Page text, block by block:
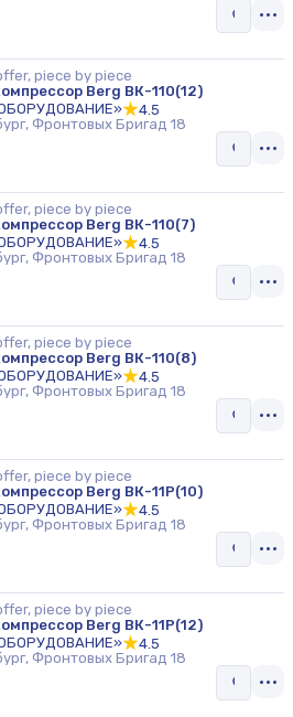
piece by piece
Berg ВК-110(12)
4.5
Фронтовых Бригад 18
piece by piece
Berg ВК-110(7)
4.5
Фронтовых Бригад 18
piece by piece
Berg ВК-110(8)
4.5
Фронтовых Бригад 18
piece by piece
Berg ВК-11Р(10)
4.5
Фронтовых Бригад 18
piece by piece
Berg ВК-11Р(12)
4.5
Фронтовых Бригад 18